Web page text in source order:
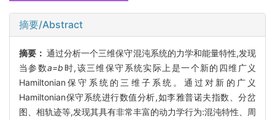
摘要/Abstract
摘要：通过分析一个三维保守混沌系统的力学和能量特性,发现
当参数a=b 时,该三维保守系统实际上是一个新的四维广义
Hamiltonian保守系统的三维子系统。通过对新的广义
Hamiltonian保守系统进行数值分析,如李雅普诺夫指数、分岔
图、相轨迹等,发现其具有非常丰富的动力学行为:混沌特性、周